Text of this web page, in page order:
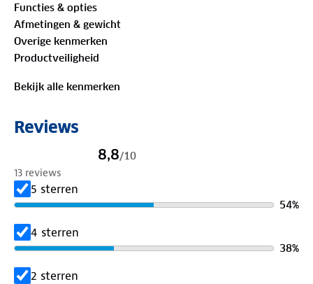
altijd willen genieten van gekoelde drankjes of
warme maaltijden, ongeacht de locatie.
Waarom kiezen voor Auronic?
Voor actieve gezinnen en buitenliefhebbers die
flexibiliteit en comfort zoeken bij elk avontuur.
4 standen: koel & warm tot 55°C
Stroom: 12V en 230V
Geluidsniveau: 48 dB
Afmetingen: 56,1 x 39,1 x 41,6 cm
Functies & opties
Afmetingen & gewicht
Overige kenmerken
Productveiligheid
Bekijk alle kenmerken
Reviews
8,8/10
13 reviews
5 sterren
54%
4 sterren
38%
2 sterren